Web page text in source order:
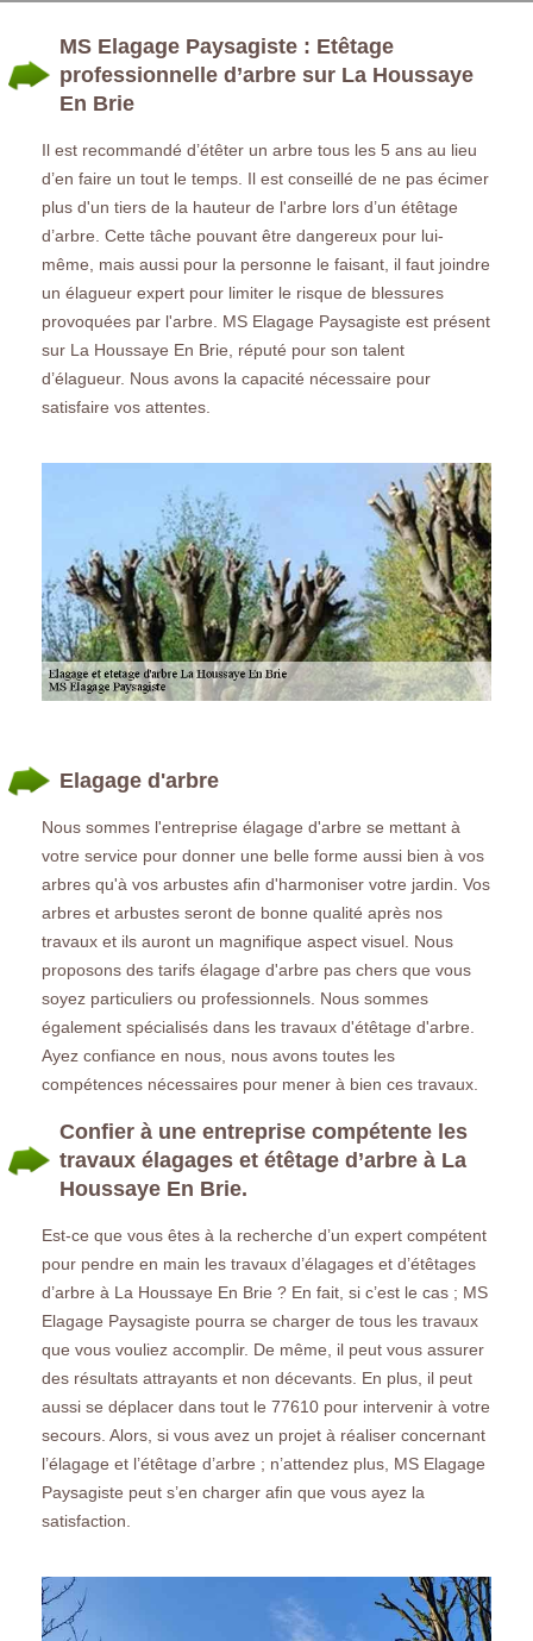
MS Elagage Paysagiste : Etêtage
professionnelle d’arbre sur La Houssaye
En Brie
Il est recommandé d’étêter un arbre tous les 5 ans au lieu
d’en faire un tout le temps. Il est conseillé de ne pas écimer
plus d'un tiers de la hauteur de l'arbre lors d’un étêtage
d’arbre. Cette tâche pouvant être dangereux pour lui-
même, mais aussi pour la personne le faisant, il faut joindre
un élagueur expert pour limiter le risque de blessures
provoquées par l'arbre. MS Elagage Paysagiste est présent
sur La Houssaye En Brie, réputé pour son talent
d’élagueur. Nous avons la capacité nécessaire pour
satisfaire vos attentes.
Elagage d'arbre
Nous sommes l'entreprise élagage d'arbre se mettant à
votre service pour donner une belle forme aussi bien à vos
arbres qu'à vos arbustes afin d'harmoniser votre jardin. Vos
arbres et arbustes seront de bonne qualité après nos
travaux et ils auront un magnifique aspect visuel. Nous
proposons des tarifs élagage d'arbre pas chers que vous
soyez particuliers ou professionnels. Nous sommes
également spécialisés dans les travaux d'étêtage d'arbre.
Ayez confiance en nous, nous avons toutes les
compétences nécessaires pour mener à bien ces travaux.
Confier à une entreprise compétente les
travaux élagages et étêtage d’arbre à La
Houssaye En Brie.
Est-ce que vous êtes à la recherche d’un expert compétent
pour pendre en main les travaux d’élagages et d’étêtages
d’arbre à La Houssaye En Brie ? En fait, si c’est le cas ; MS
Elagage Paysagiste pourra se charger de tous les travaux
que vous vouliez accomplir. De même, il peut vous assurer
des résultats attrayants et non décevants. En plus, il peut
aussi se déplacer dans tout le 77610 pour intervenir à votre
secours. Alors, si vous avez un projet à réaliser concernant
l’élagage et l’étêtage d’arbre ; n’attendez plus, MS Elagage
Paysagiste peut s’en charger afin que vous ayez la
satisfaction.